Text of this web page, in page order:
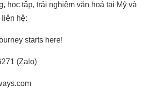
học tập, trải nghiệm văn hoá tại Mỹ và
hệ:
starts here!
(Zalo)